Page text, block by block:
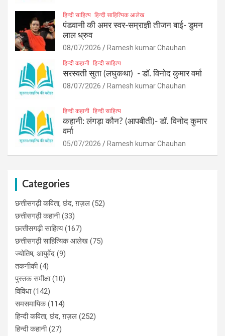
हिन्दी साहित्य हिन्दी साहित्यिक आलेख
पंडवानी की अमर स्वर-सम्राज्ञी तीजन बाई- डुमन
लाल ध्रुव
08/07/2026 Ramesh kumar Chauhan
हिन्दी कहानी हिन्दी साहित्य
सरस्वती सुता (लघुकथा) ​- डॉ. विनोद कुमार वर्मा
08/07/2026 Ramesh kumar Chauhan
हिन्दी कहानी हिन्दी साहित्य
कहानी: लंगड़ा कौन? (आपबीती)​- डॉ. विनोद कुमार
वर्मा
05/07/2026 Ramesh kumar Chauhan
Categories
छत्तीसगढ़ी कविता, छंद, ग़ज़ल (52)
छत्तीसगढ़ी कहानी(33)
छत्‍तीसगढ़ी साहित्‍य(167)
छत्तीसगढ़ी साहित्यिक आलेख (75)
ज्योतिष, आयुर्वेद (9)
तकनीकी(4)
पुस्‍तक समीक्षा(10)
विविधा(142)
समसमायिक(114)
हिन्दी कविता, छंद, ग़ज़ल (252)
हिन्दी कहानी(27)